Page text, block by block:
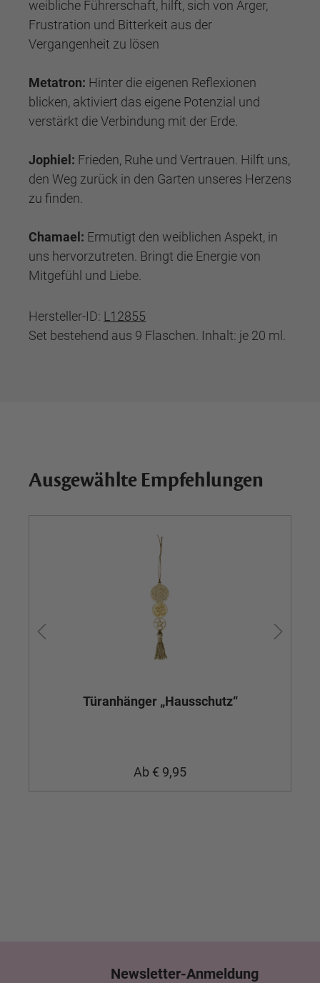
weibliche Führerschaft, hilft, sich von Ärger,
Frustration und Bitterkeit aus der
Vergangenheit zu lösen
Metatron: Hinter die eigenen Reflexionen
blicken, aktiviert das eigene Potenzial und
verstärkt die Verbindung mit der Erde.
Jophiel: Frieden, Ruhe und Vertrauen. Hilft uns,
den Weg zurück in den Garten unseres Herzens
zu finden.
Chamael: Ermutigt den weiblichen Aspekt, in
uns hervorzutreten. Bringt die Energie von
Mitgefühl und Liebe.
Hersteller-ID: L12855
Set bestehend aus 9 Flaschen. Inhalt: je 20 ml.
Ausgewählte Empfehlungen
Türanhänger „Hausschutz“
Ab € 9,95
Newsletter-Anmeldung